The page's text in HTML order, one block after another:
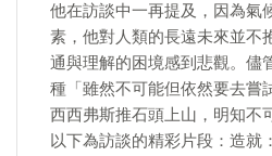
他在訪談中一再提及，因為氣
素，他對人類的長遠未來並不
通與理解的困境感到悲觀。儘
種「雖然不可能但依然要去嘗
西西弗斯推石頭上山，明知不
以下為訪談的精彩片段：造就